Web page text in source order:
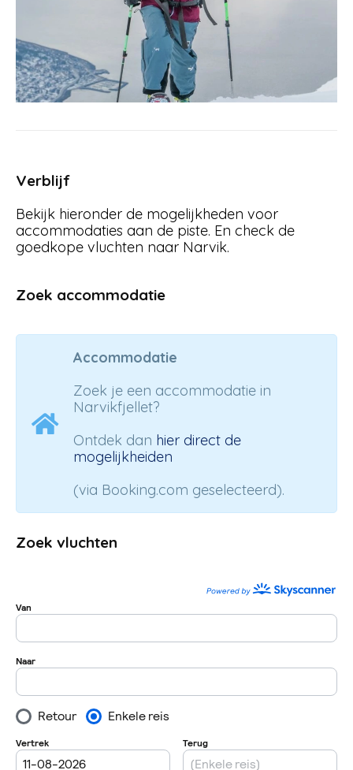
Verblijf
Bekijk hieronder de mogelijkheden voor
accommodaties aan de piste. En check de
goedkope vluchten naar Narvik.
Zoek je een accommodatie in
Narvikfjellet?
Ontdek danhier direct de
mogelijkheiden
(via Booking.com geselecteerd).